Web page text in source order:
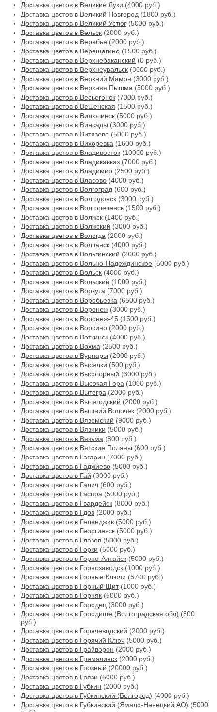
Доставка цветов в Великие Луки (4000 руб.)
Доставка цветов в Великий Новгород (1800 руб.)
Доставка цветов в Великий Устюг (5000 руб.)
Доставка цветов в Вельск (2000 руб.)
Доставка цветов в Веребье (2000 руб.)
Доставка цветов в Верещагино (1500 руб.)
Доставка цветов в Верхнебаканский (0 руб.)
Доставка цветов в Верхнеуральск (3000 руб.)
Доставка цветов в Верхний Мамон (3000 руб.)
Доставка цветов в Верхняя Пышма (5000 руб.)
Доставка цветов в Весьегонск (7000 руб.)
Доставка цветов в Вешенская (1500 руб.)
Доставка цветов в Вилючинск (5000 руб.)
Доставка цветов в Винсады (3000 руб.)
Доставка цветов в Витязево (5000 руб.)
Доставка цветов в Вихоревка (1600 руб.)
Доставка цветов в Владивосток (10000 руб.)
Доставка цветов в Владикавказ (7000 руб.)
Доставка цветов в Владимир (2500 руб.)
Доставка цветов в Власово (4000 руб.)
Доставка цветов в Волгоград (600 руб.)
Доставка цветов в Волгодонск (3000 руб.)
Доставка цветов в Волгореченск (1500 руб.)
Доставка цветов в Волжск (1400 руб.)
Доставка цветов в Волжский (3000 руб.)
Доставка цветов в Вологда (2000 руб.)
Доставка цветов в Волчанск (4000 руб.)
Доставка цветов в Вольгинский (2000 руб.)
Доставка цветов в Вольно-Надеждинское (5000 руб.)
Доставка цветов в Вольск (4000 руб.)
Доставка цветов в Вольский (1000 руб.)
Доставка цветов в Воркута (7000 руб.)
Доставка цветов в Воробьевка (6500 руб.)
Доставка цветов в Воронеж (3000 руб.)
Доставка цветов в Воронеж-45 (1500 руб.)
Доставка цветов в Ворсино (2000 руб.)
Доставка цветов в Воткинск (4000 руб.)
Доставка цветов в Вохма (2500 руб.)
Доставка цветов в Вурнары (2000 руб.)
Доставка цветов в Выселки (500 руб.)
Доставка цветов в Высогорный (3000 руб.)
Доставка цветов в Высокая Гора (1000 руб.)
Доставка цветов в Вытегра (2000 руб.)
Доставка цветов в Вычегодский (2000 руб.)
Доставка цветов в Вышний Волочек (2000 руб.)
Доставка цветов в Вяземский (9000 руб.)
Доставка цветов в Вязники (5000 руб.)
Доставка цветов в Вязьма (800 руб.)
Доставка цветов в Вятские Поляны (600 руб.)
Доставка цветов в Гагарин (7000 руб.)
Доставка цветов в Гаджиево (5000 руб.)
Доставка цветов в Гай (3000 руб.)
Доставка цветов в Галич (600 руб.)
Доставка цветов в Гаспра (5000 руб.)
Доставка цветов в Гвардейск (8000 руб.)
Доставка цветов в Гдов (2000 руб.)
Доставка цветов в Геленджик (5000 руб.)
Доставка цветов в Георгиевск (5000 руб.)
Доставка цветов в Глазов (5000 руб.)
Доставка цветов в Горки (5000 руб.)
Доставка цветов в Горно-Алтайск (5000 руб.)
Доставка цветов в Горнозаводск (1000 руб.)
Доставка цветов в Горные Ключи (5700 руб.)
Доставка цветов в Горный Щит(1000 руб.)
Доставка цветов в Горняк (5000 руб.)
Доставка цветов в Городец (3000 руб.)
Доставка цветов в Городище (Волгоградская обл) (800
руб.)
Доставка цветов в Горячеводский (2000 руб.)
Доставка цветов в Горячий Ключ (5000 руб.)
Доставка цветов в Грайворон (2000 руб.)
Доставка цветов в Гремячинск (2000 руб.)
Доставка цветов в Грозный (20000 руб.)
Доставка цветов в Грязи (5000 руб.)
Доставка цветов в Губкин (2000 руб.)
Доставка цветов в Губкинский (Белгород) (4000 руб.)
Доставка цветов в Губкинский (Ямало-Ненецкий АО) (5000